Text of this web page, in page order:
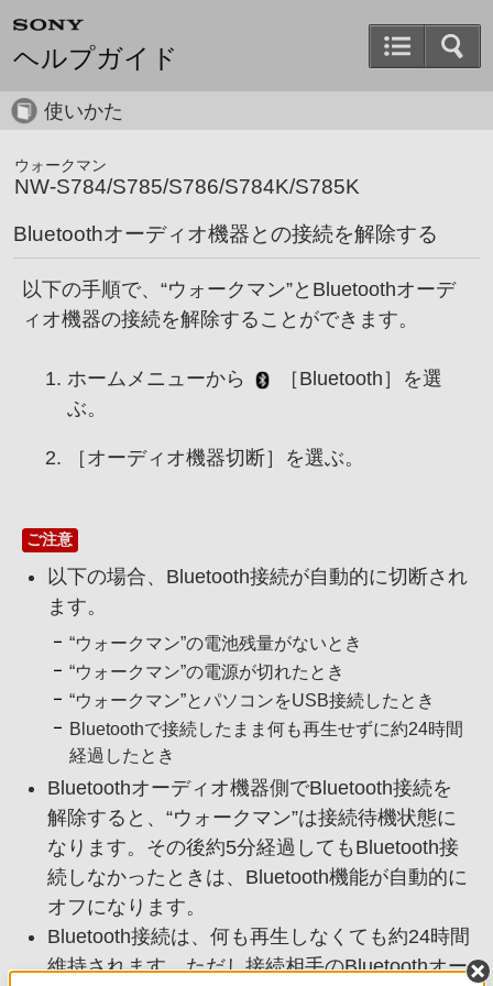
ヘルプガイド
使いかた
ウォークマン
NW-S784/S785/S786/S784K/S785K
Bluetoothオーディオ機器との接続を解除する
以下の手順で、“ウォークマン”とBluetoothオーデ
ィオ機器の接続を解除することができます。
ホームメニューから ［Bluetooth］を選
ぶ。
［オーディオ機器切断］を選ぶ。
ご注意
以下の場合、Bluetooth接続が自動的に切断され
ます。
“ウォークマン”の電池残量がないとき
“ウォークマン”の電源が切れたとき
“ウォークマン”とパソコンをUSB接続したとき
Bluetoothで接続したまま何も再生せずに約24時間
経過したとき
Bluetoothオーディオ機器側でBluetooth接続を
解除すると、“ウォークマン”は接続待機状態に
なります。その後約5分経過してもBluetooth接
続しなかったときは、Bluetooth機能が自動的に
オフになります。
Bluetooth接続は、何も再生しなくても約24時間
維持されます。ただし接続相手のBluetoothオー